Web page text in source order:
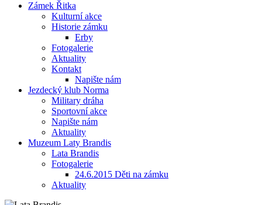
Zámek Řitka
Kulturní akce
Historie zámku
Erby
Fotogalerie
Aktuality
Kontakt
Napište nám
Jezdecký klub Norma
Military dráha
Sportovní akce
Napište nám
Aktuality
Muzeum Laty Brandis
Lata Brandis
Fotogalerie
24.6.2015 Děti na zámku
Aktuality